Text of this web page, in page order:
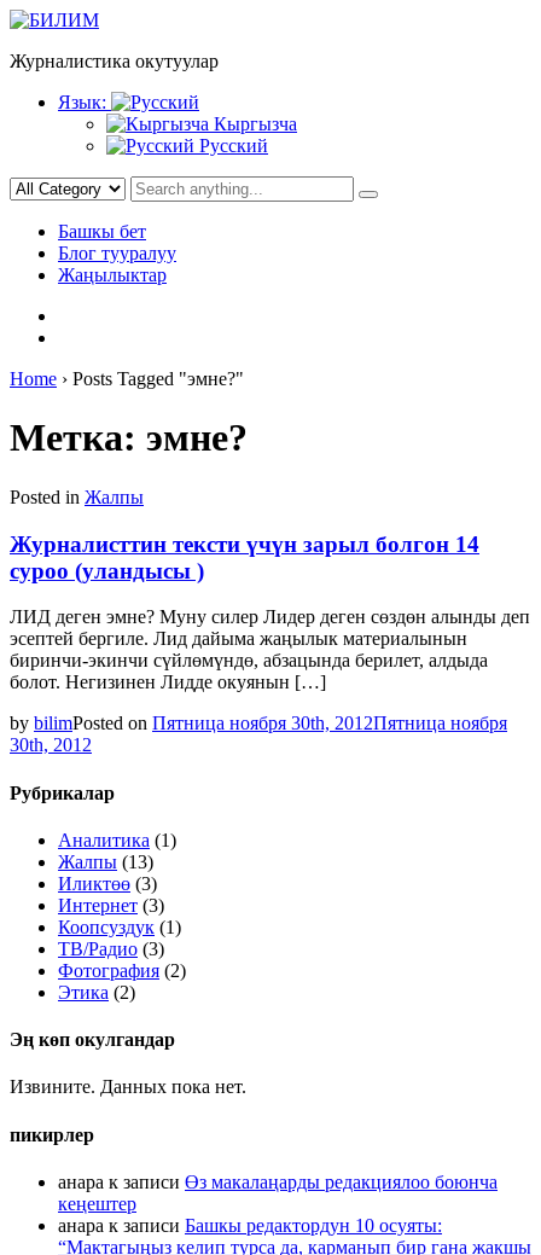
Skip
content
Журналистика окутуулар
Язык:
Кыргызча
Русский
Башкы бет
Блог тууралуу
Жаңылыктар
Home › Posts Tagged "эмне?"
Метка: эмне?
Posted in Жалпы
Журналисттин тексти үчүн зарыл болгон 14
суроо (уландысы )
ЛИД деген эмне? Муну силер Лидер деген сөздөн алынды деп
эсептей бергиле. Лид дайыма жаңылык материалынын
биринчи-экинчи сүйлөмүндө, абзацында берилет, алдыда
болот. Негизинен Лидде окуянын […]
by bilimPosted on Пятница ноября 30th, 2012Пятница ноября
30th, 2012
Рубрикалар
Аналитика (1)
Жалпы (13)
Иликтөө (3)
Интернет (3)
Коопсуздук (1)
ТВ/Радио (3)
Фотография (2)
Этика (2)
Эң көп окулгандар
Извините. Данных пока нет.
пикирлер
анара к записи Өз макалаңарды редакциялоо боюнча
кеңештер
анара к записи Башкы редактордун 10 осуяты:
“Мактагыңыз келип турса да, карманып бир гана жакшы